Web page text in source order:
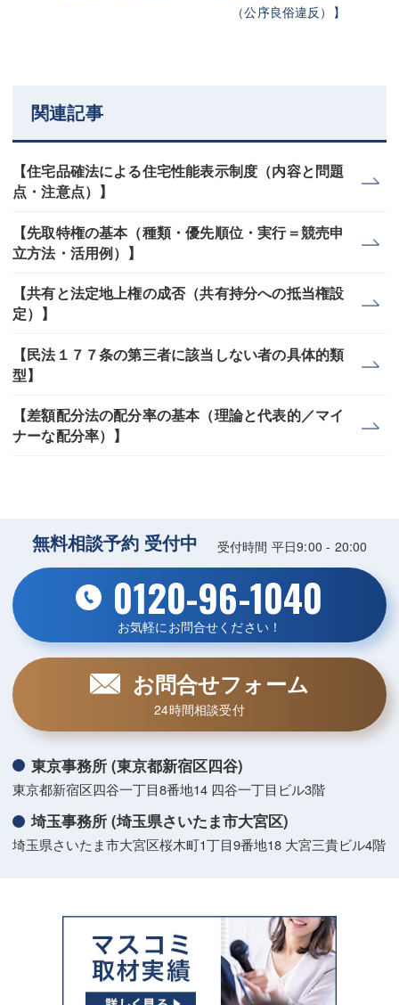
（公序良俗違反）】
関連記事
【住宅品確法による住宅性能表示制度（内容と問題
点・注意点）】
【先取特権の基本（種類・優先順位・実行＝競売申
立方法・活用例）】
【共有と法定地上権の成否（共有持分への抵当権設
定）】
【民法１７７条の第三者に該当しない者の具体的類
型】
【差額配分法の配分率の基本（理論と代表的／マイ
ナーな配分率）】
無料相談予約 受付中 受付時間 平日9:00 - 20:00
0120-96-1040
お気軽にお問合せください！
お問合せフォーム
24時間相談受付
東京事務所 (東京都新宿区四谷)
東京都新宿区四谷一丁目8番地14 四谷一丁目ビル3階
埼玉事務所 (埼玉県さいたま市大宮区)
埼玉県さいたま市大宮区桜木町1丁目9番地18 大宮三貴ビル4階